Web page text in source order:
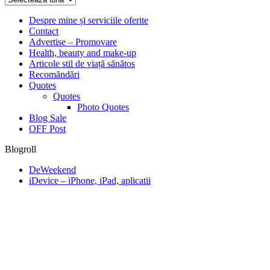
gânduriDespre mine și serviciile oferite
Contact
Advertise – Promovare
Health, beauty and make-up
Articole stil de viață sănătos
Recomăndări
Quotes
Quotes
Photo Quotes
Blog Sale
OFF Post
Blogroll
DeWeekend
iDevice – iPhone, iPad, aplicatii